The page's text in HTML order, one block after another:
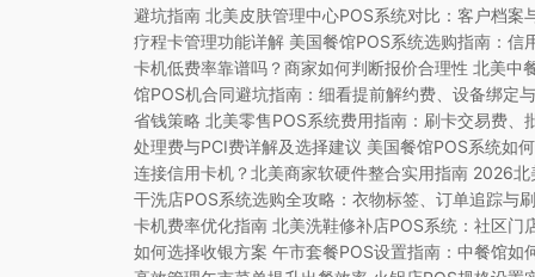
避坑指南 北美皮肤管理中心POS系统对比：客户档案
疗程卡管理功能详解 美国餐馆POS系统选购指南：信
卡机低费率靠谱吗？商家如何判断报价合理性 北美中
馆POS机合同避坑指南：细看提前解约费、设备绑定与
省钱策略 北美零售POS系统费用指南：刷卡交易费、
处理费与PCI费详解及选择建议 美国餐馆POS系统如何
连接信用卡机？北美商家软硬件整合实用指南 2026北
干洗店POS系统选购全攻略：衣物标签、订单追踪与刷
卡机费率优化指南 北美洗鞋修补店POS系统：社区门
如何选择收银方案 午市套餐POS设置指南：中餐馆如